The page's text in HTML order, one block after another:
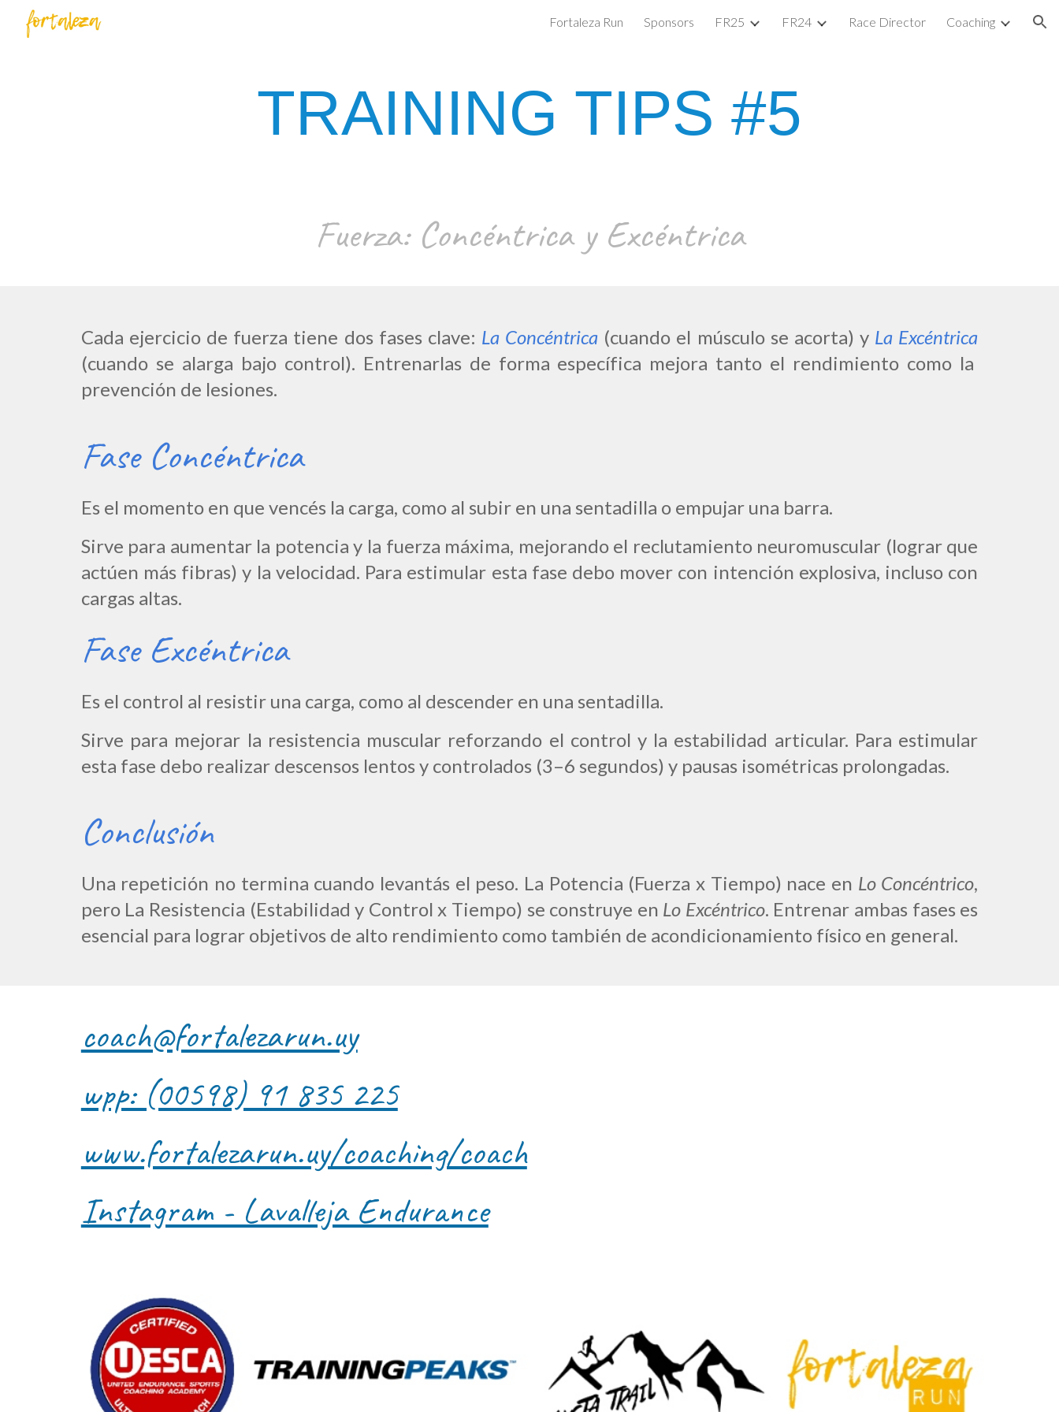
Skip to navigation
Fortaleza Run Sponsors FR25 FR24 Race Director Coaching
TRAINING TIPS #5
Fuerza: Concéntrica y Excéntrica
Cada ejercicio de fuerza tiene dos fases clave: La Concéntrica (cuando el músculo se acorta) y La Excéntrica
(cuando se alarga bajo control). Entrenarlas de forma específica mejora tanto el rendimiento como la
prevención de lesiones.
Fase Concéntrica
Es el momento en que vencés la carga, como al subir en una sentadilla o empujar una barra.
Sirve para aumentar la potencia y la fuerza máxima, mejorando el reclutamiento neuromuscular (lograr que
actúen más fibras) y la velocidad. Para estimular esta fase debo mover con intención explosiva, incluso con
cargas altas.
Fase Excéntrica
Es el control al resistir una carga, como al descender en una sentadilla.
Sirve para mejorar la resistencia muscular reforzando el control y la estabilidad articular. Para estimular
esta fase debo realizar descensos lentos y controlados (3–6 segundos) y pausas isométricas prolongadas.
Conclusión
Una repetición no termina cuando levantás el peso. La Potencia (Fuerza x Tiempo) nace en Lo Concéntrico,
pero La Resistencia (Estabilidad y Control x Tiempo) se construye en Lo Excéntrico. Entrenar ambas fases es
esencial para lograr objetivos de alto rendimiento como también de acondicionamiento físico en general.
coach@fortalezarun.uy
wpp: (00598) 91 835 225
www.fortalezarun.uy/coaching/coach
Instagram - Lavalleja Endurance